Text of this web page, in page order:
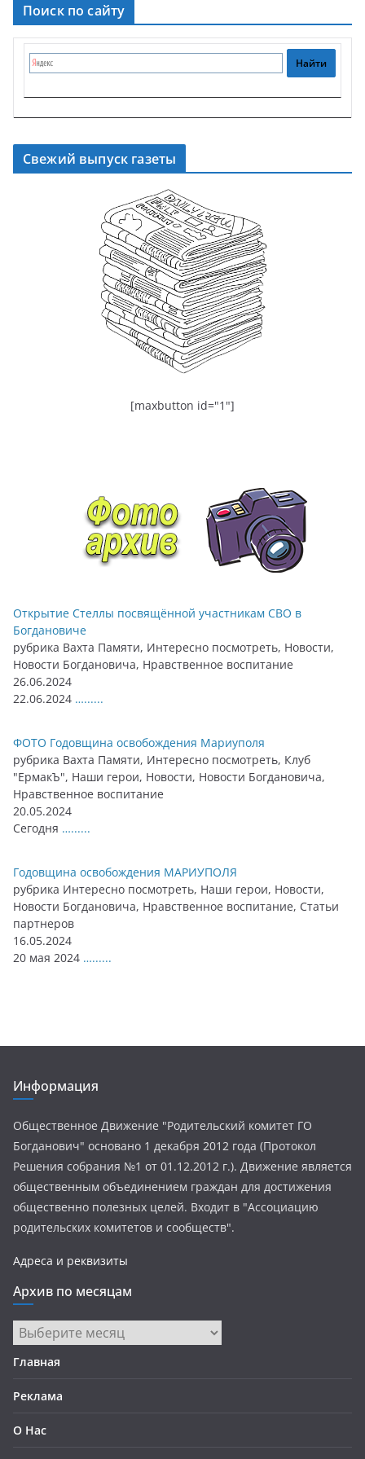
Поиск по сайту
Свежий выпуск газеты
[maxbutton id="1"]
Открытие Стеллы посвящённой участникам СВО в
Богдановиче
рубрика Вахта Памяти, Интересно посмотреть, Новости,
Новости Богдановича, Нравственное воспитание
26.06.2024
22.06.2024 …......
ФОТО Годовщина освобождения Мариуполя
рубрика Вахта Памяти, Интересно посмотреть, Клуб
"ЕрмакЪ", Наши герои, Новости, Новости Богдановича,
Нравственное воспитание
20.05.2024
Сегодня …......
Годовщина освобождения МАРИУПОЛЯ
рубрика Интересно посмотреть, Наши герои, Новости,
Новости Богдановича, Нравственное воспитание, Статьи
партнеров
16.05.2024
20 мая 2024 …......
Информация
Общественное Движение "Родительский комитет ГО
Богданович" основано 1 декабря 2012 года (Протокол
Решения собрания №1 от 01.12.2012 г.). Движение является
общественным объединением граждан для достижения
общественно полезных целей. Входит в "Ассоциацию
родительских комитетов и сообществ".
Адреса и реквизиты
Архив по месяцам
Архив
по
месяцам
Главная
Реклама
О Нас